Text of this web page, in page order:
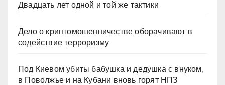
Двадцать лет одной и той же тактики
Дело о криптомошенничестве оборачивают в
содействие терроризму
Под Киевом убиты бабушка и дедушка с внуком,
в Поволжье и на Кубани вновь горят НПЗ